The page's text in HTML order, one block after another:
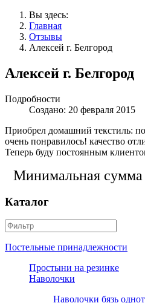
Вы здесь:
Главная
Отзывы
Алексей г. Белгород
Алексей г. Белгород
Подробности
Создано: 20 февраля 2015
Приобрел домашний текстиль:
очень понравилось! качество
Теперь буду постоянным
Минимальная сумма
Каталог
Постельные принадлежности
Простыни на резинке
Наволочки
Наволочки бязь